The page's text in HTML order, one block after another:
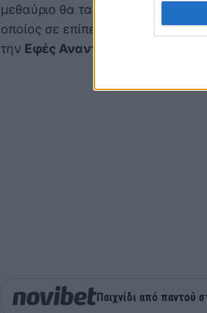
μεθαύριο θα ταξιδέψει στην
οποίος σε επίπεδο NBA ανήκει
την Εφές Αναντόλου
Παιχνίδι από παντού